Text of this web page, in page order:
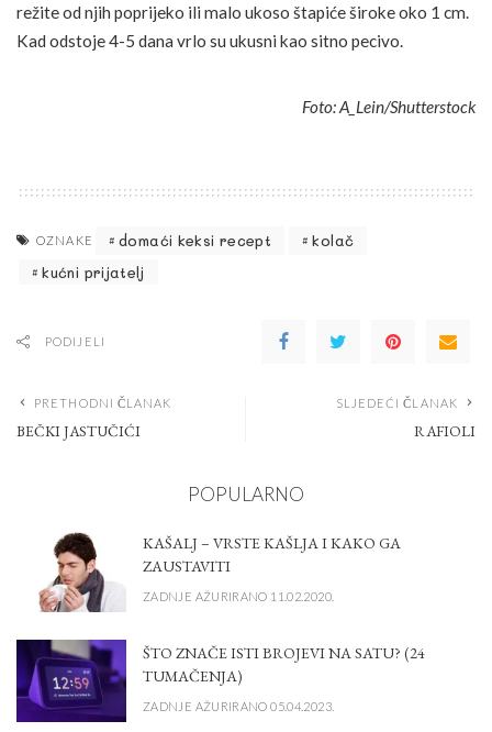
režite od njih poprijeko ili malo ukoso štapiće široke oko 1 cm.
Kad odstoje 4-5 dana vrlo su ukusni kao sitno pecivo.
Foto: A_Lein/Shutterstock
OZNAKE domaći keksi recept
kolač
kućni prijatelj
PODIJELI
PRETHODNI ČLANAK
BEČKI JASTUČIĆI
SLJEDEĆI ČLANAK
RAFIOLI
POPULARNO
KAŠALJ – VRSTE KAŠLJA I KAKO GA
ZAUSTAVITI
ZADNJE AŽURIRANO 11.02.2020.
ŠTO ZNAČE ISTI BROJEVI NA SATU? (24
TUMAČENJA)
ZADNJE AŽURIRANO 05.04.2023.